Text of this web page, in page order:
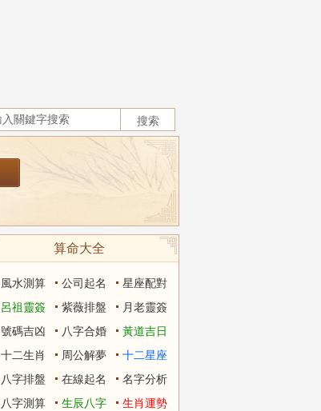
算命大全
風水測算 公司起名
星座配對
呂祖靈簽
紫薇排盤
月老靈簽
號碼吉凶
八字合婚
黃道吉日
十二生肖
周公解夢
十二星座
八字排盤
在線起名
名字分析
八字測算
生辰八字 生肖運勢